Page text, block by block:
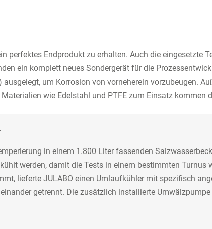
perfektes Endprodukt zu erhalten. Auch die eingesetzte
ein komplett neues Sondergerät für die
um Korrosion von vorneherein vorzubeugen.
wie Edelstahl und PTFE zum Einsatz kommen
in einem 1.800 Liter fassenden
werden, damit die Tests in einem bestimmten
lieferte JULABO einen Umlaufkühler mit spezifisch
getrennt. Die zusätzlich installierte